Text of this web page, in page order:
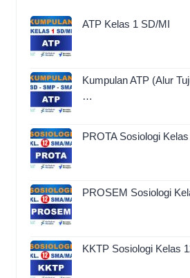
ATP Kelas 1 SD/MI
Kumpulan ATP (Alur
…
PROTA Sosiologi
PROSEM Sosiologi
KKTP Sosiologi Kelas